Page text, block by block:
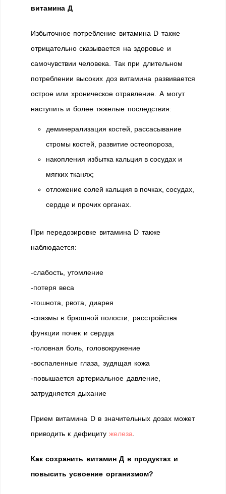
витамина Д
Избыточное потребление витамина D также
отрицательно сказывается на здоровье и
самочувствии человека. Так при длительном
потреблении высоких доз витамина развивается
острое или хроническое отравление. А могут
наступить и более тяжелые последствия:
деминерализация костей, рассасывание
стромы костей, развитие остеопороза,
накопления избытка кальция в сосудах и
мягких тканях;
отложение солей кальция в почках, сосудах,
сердце и прочих органах.
При передозировке витамина D также
наблюдается:
-слабость, утомление
-потеря веса
-тошнота, рвота, диарея
-спазмы в брюшной полости, расстройства
функции почек и сердца
-головная боль, головокружение
-воспаленные глаза, зудящая кожа
-повышается артериальное давление,
затрудняется дыхание
Прием витамина D в значительных дозах может
приводить к дефицитужелеза
Как сохранить витамин Д в продуктах и
повысить усвоение организмом?